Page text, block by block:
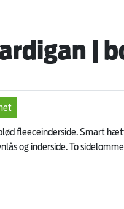
|
fleeceinderside. Smart
og inderside. To